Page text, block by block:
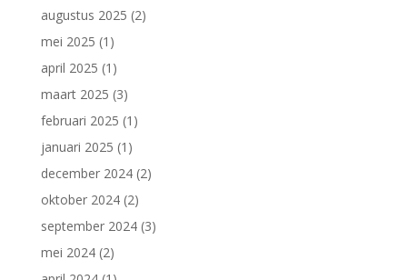
augustus 2025 (2)
mei 2025 (1)
april 2025 (1)
maart 2025 (3)
februari 2025 (1)
januari 2025 (1)
december 2024 (2)
oktober 2024 (2)
september 2024 (3)
mei 2024 (2)